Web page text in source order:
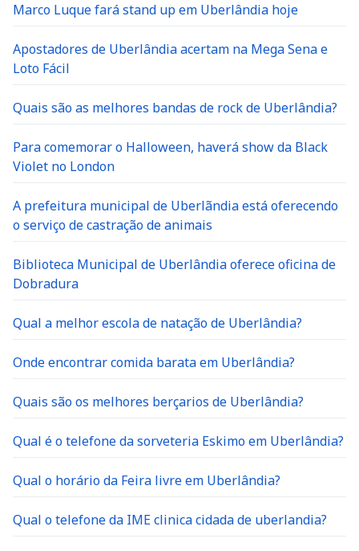
Marco Luque fará stand up em Uberlândia hoje
Apostadores de Uberlândia acertam na Mega Sena e
Loto Fácil
Quais são as melhores bandas de rock de Uberlândia?
Para comemorar o Halloween, haverá show da Black
Violet no London
A prefeitura municipal de Uberlãndia está oferecendo
o serviço de castração de animais
Biblioteca Municipal de Uberlândia oferece oficina de
Dobradura
Qual a melhor escola de natação de Uberlândia?
Onde encontrar comida barata em Uberlândia?
Quais são os melhores berçarios de Uberlândia?
Qual é o telefone da sorveteria Eskimo em Uberlândia?
Qual o horário da Feira livre em Uberlândia?
Qual o telefone da IME clinica cidada de uberlandia?